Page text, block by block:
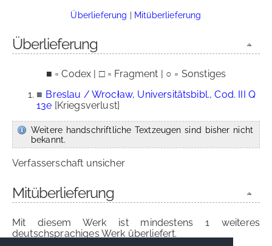
Überlieferung | Mitüberlieferung
Überlieferung
■ = Codex | □ = Fragment | ○ = Sonstiges
■ Breslau / Wrocław, Universitätsbibl., Cod. III Q
13e [Kriegsverlust]
Weitere handschriftliche Textzeugen sind bisher nicht
bekannt.
Verfasserschaft unsicher
Mitüberlieferung
Mit diesem Werk ist mindestens 1 weiteres
deutschsprachiges Werk überliefert.